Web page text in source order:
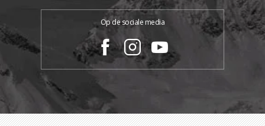
Op de sociale media